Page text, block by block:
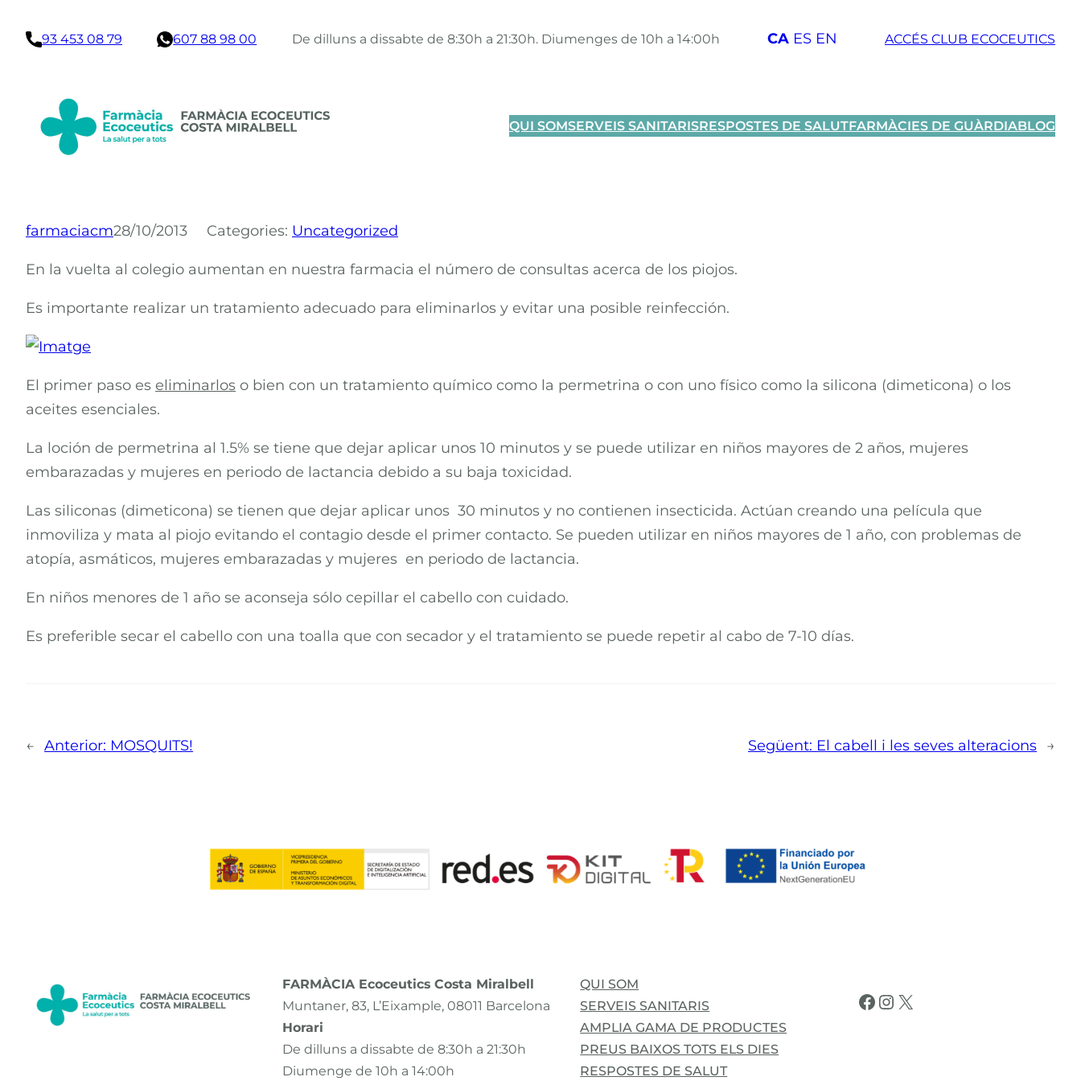
93 453 08 79 607 88 98 00 De dilluns a dissabte de 8:30h a 21:30h. Diumenges de 10h a 14:00h CA ES EN ACCÉS CLUB ECOCEUTICS
QUI SOMSERVEIS SANITARISRESPOSTES DE SALUTFARMÀCIES DE GUÀRDIABLOG
farmaciacm28/10/2013 Categories: Uncategorized
En la vuelta al colegio aumentan en nuestra farmacia el número de consultas acerca de los piojos.
Es importante realizar un tratamiento adecuado para eliminarlos y evitar una posible reinfección.
El primer paso es eliminarlos o bien con un tratamiento químico como la permetrina o con uno físico como la silicona (dimeticona) o los
aceites esenciales.
La loción de permetrina al 1.5% se tiene que dejar aplicar unos 10 minutos y se puede utilizar en niños mayores de 2 años, mujeres
embarazadas y mujeres en periodo de lactancia debido a su baja toxicidad.
Las siliconas (dimeticona) se tienen que dejar aplicar unos 30 minutos y no contienen insecticida. Actúan creando una película que
inmoviliza y mata al piojo evitando el contagio desde el primer contacto. Se pueden utilizar en niños mayores de 1 año, con problemas de
atopía, asmáticos, mujeres embarazadas y mujeres en periodo de lactancia.
En niños menores de 1 año se aconseja sólo cepillar el cabello con cuidado.
Es preferible secar el cabello con una toalla que con secador y el tratamiento se puede repetir al cabo de 7-10 días.
← Anterior: MOSQUITS! Següent: El cabell i les seves alteracions →
FARMÀCIA Ecoceutics Costa Miralbell
Muntaner, 83, L’Eixample, 08011 Barcelona
Horari
De dilluns a dissabte de 8:30h a 21:30h
Diumenge de 10h a 14:00h
QUI SOM
SERVEIS SANITARIS
AMPLIA GAMA DE PRODUCTES
PREUS BAIXOS TOTS ELS DIES
RESPOSTES DE SALUT
Facebook Instagram X